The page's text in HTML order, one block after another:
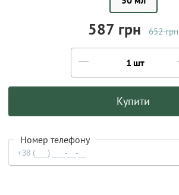
587 грн 652 грн
шт
Купити
Номер телефону